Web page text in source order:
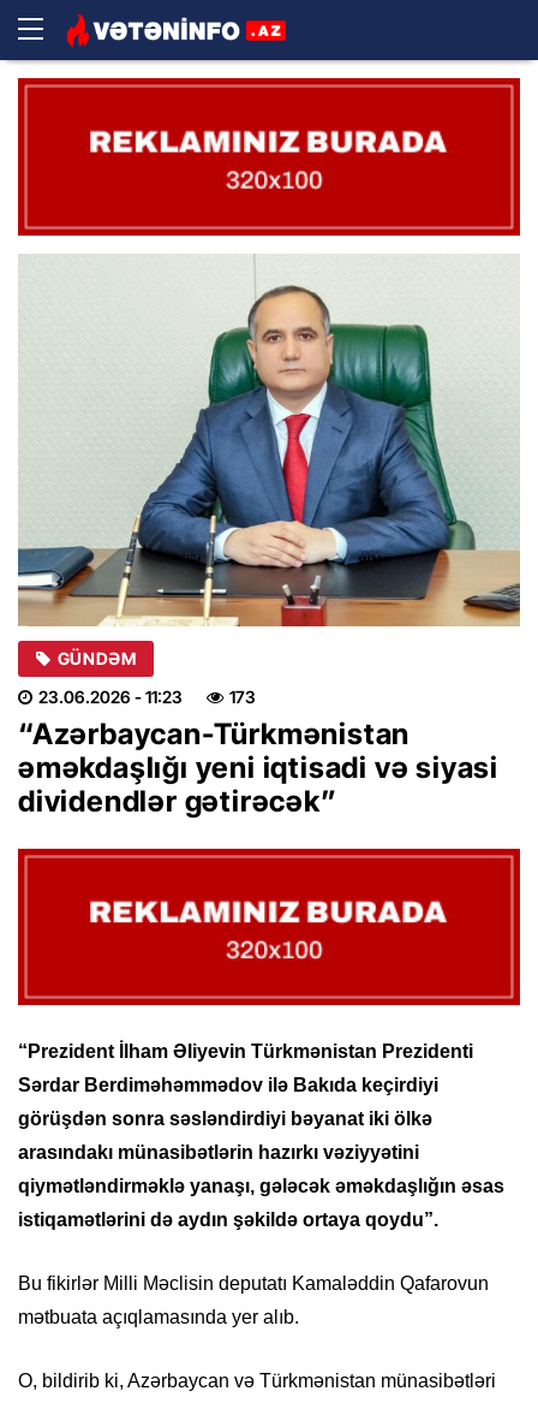
GÜNDƏM
23.06.2026 - 11:23 173
“Azərbaycan-Türkmənistan
əməkdaşlığı yeni iqtisadi və siyasi
dividendlər gətirəcək”
“Prezident İlham Əliyevin Türkmənistan Prezidenti
Sərdar Berdiməhəmmədov ilə Bakıda keçirdiyi
görüşdən sonra səsləndirdiyi bəyanat iki ölkə
arasındakı münasibətlərin hazırkı vəziyyətini
qiymətləndirməklə yanaşı, gələcək əməkdaşlığın əsas
istiqamətlərini də aydın şəkildə ortaya qoydu”.
Bu fikirlər Milli Məclisin deputatı Kamaləddin Qafarovun
mətbuata açıqlamasında yer alıb.
O, bildirib ki, Azərbaycan və Türkmənistan münasibətləri